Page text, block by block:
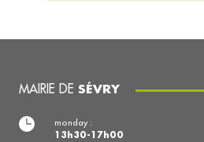
MAIRIE DE SÉVRY
monday :
13h30-17h00